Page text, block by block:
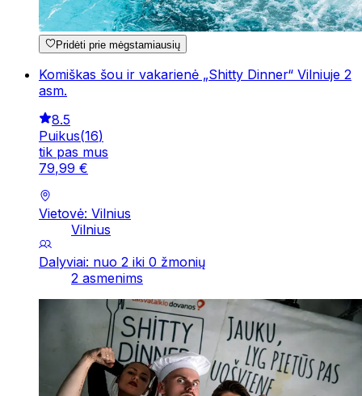
Pridėti prie mėgstamiausių
Komiškas šou ir vakarienė „Shitty Dinner“ Vilniuje 2
asm.
8.5
Puikus(16)
tik pas mus
79,99 €
Vietovė: Vilnius
Vilnius
Dalyviai: nuo 2 iki 0 žmonių
2 asmenims